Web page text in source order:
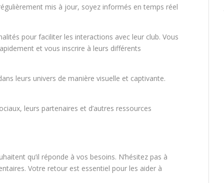
mis à jour, soyez informés en temps réel
pour faciliter les interactions avec leur club. Vous
et vous inscrire à leurs différents
leurs univers de manière visuelle et captivante.
leurs partenaires et d’autres ressources
qu’il réponde à vos besoins. N’hésitez pas à
Votre retour est essentiel pour les aider à